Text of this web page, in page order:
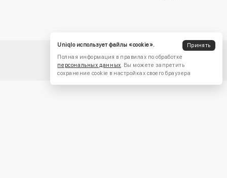
Uniqlo использует файлы «cookie».
Принять
Полная информация в правилах по обработке
персональных данных. Вы можете запретить
сохранение cookie в настройках своего браузера